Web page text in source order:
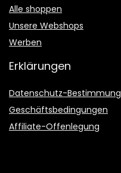
Alle shoppen
Unsere Webshops
Werben
Erklärungen
Datenschutz-
Geschäftsbedingungen
Affiliate-Offenlegung